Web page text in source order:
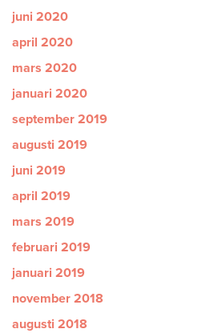
juni 2020
april 2020
mars 2020
januari 2020
september 2019
augusti 2019
juni 2019
april 2019
mars 2019
februari 2019
januari 2019
november 2018
augusti 2018